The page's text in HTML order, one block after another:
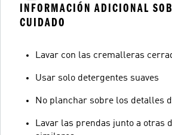
INFORMACIÓN ADICIONAL
CUIDADO
Lavar con las cremalleras
Usar solo detergentes suaves
No planchar sobre los detalles
Lavar las prendas junto a otras